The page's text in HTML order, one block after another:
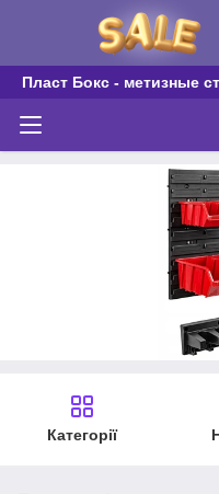
Пласт Бокс - метизные
Категорії